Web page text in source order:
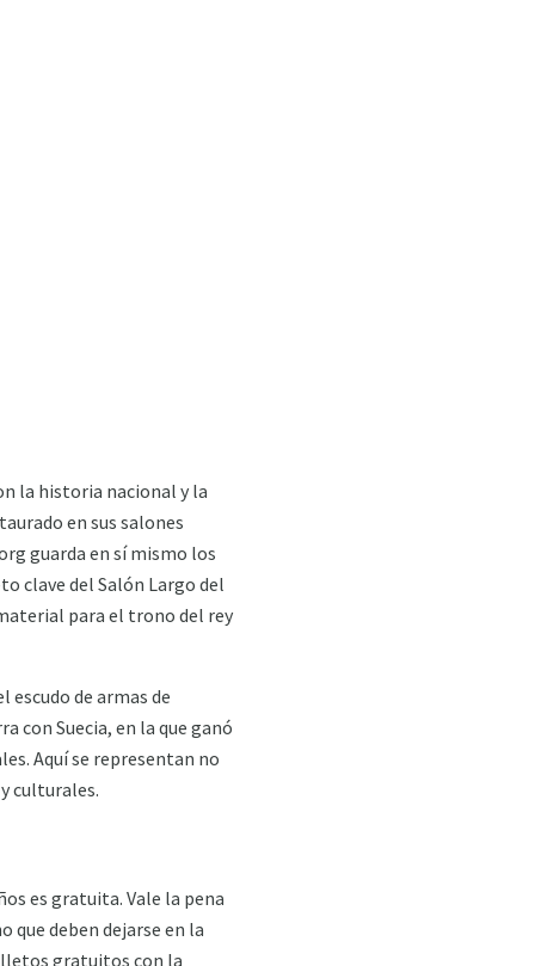
la historia nacional y la
en sus salones
guarda en sí mismo los
clave del Salón Largo del
para el trono del rey
de armas de
con Suecia, en la que ganó
Aquí se representan no
culturales.
es gratuita. Vale la pena
que deben dejarse en la
gratuitos con la